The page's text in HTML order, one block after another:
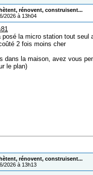
rénovent, construisent...
2026 à 13h04
posé la micro station tout seul
2 fois moins cher
dans la maison, avez vous
le plan)
rénovent, construisent...
2026 à 13h13